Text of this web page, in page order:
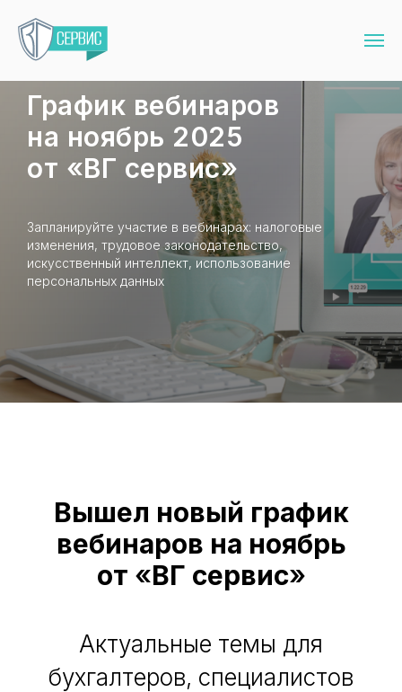
График вебинаров
на ноябрь 2025
от «ВГ сервис»
Запланируйте участие в вебинарах: налоговые
изменения, трудовое законодательство,
искусственный интеллект, использование
персональных данных
Вышел новый график
вебинаров на ноябрь
от «ВГ сервис»
Актуальные темы для
бухгалтеров, специалистов